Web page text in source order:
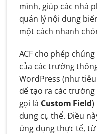
mình, giúp các nhà
quản lý nội dung
một cách nhanh
ACF cho phép
của các trường
WordPress (như
để tạo ra các
gọi là Custom Field)
dung cụ thể. Điều
ứng dụng thực tế,